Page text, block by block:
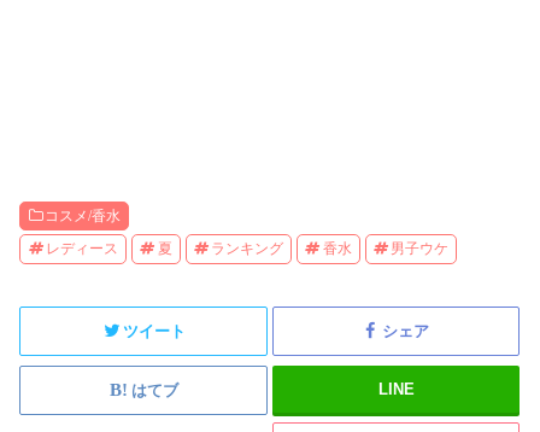
コスメ/香水
レディース
夏 ランキング 香水 男子ウケ
ツイート シェア
はてブ LINE